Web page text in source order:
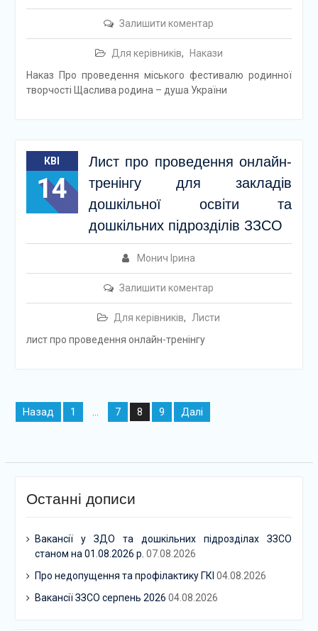
Залишити коментар
Для керівників,
Накази
Наказ Про проведення міського фестивалю родинної
творчості Щаслива родина – душа України
КВІ
14
Лист про проведення онлайн-
тренінгу для закладів
дошкільної освіти та
дошкільних підрозділів ЗЗСО
Монич Ірина
Залишити коментар
Для керівників,
Листи
лист про проведення онлайн-тренінгу
Навігація
записів
Назад 1 7 8 9 Далі
Останні дописи
Вакансії у ЗДО та дошкільних підрозділах ЗЗСО
станом на 01.08.2026 р. 07.08.2026
Про недопущення та профілактику ГКІ 04.08.2026
Вакансії ЗЗСО серпень 2026 04.08.2026